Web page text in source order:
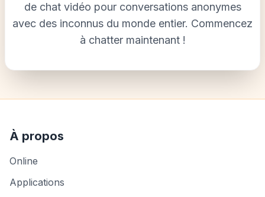
de chat vidéo pour conversations anonymes
avec des inconnus du monde entier. Commencez
à chatter maintenant !
À propos
Online
Applications